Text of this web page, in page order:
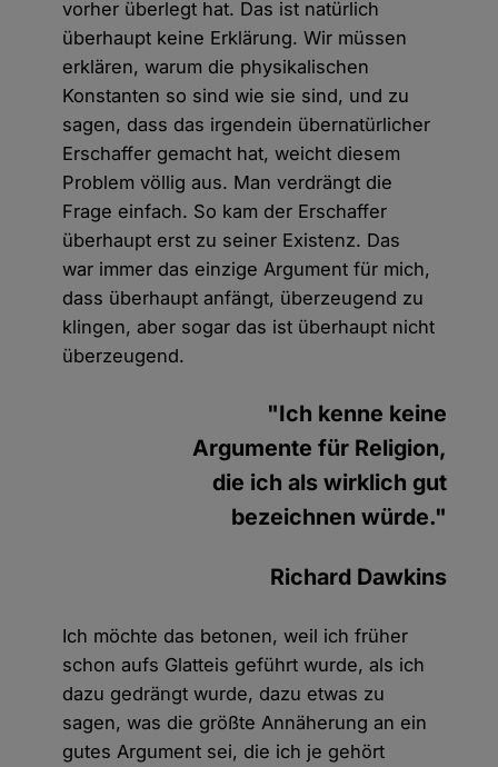
vorher überlegt hat. Das ist natürlich
überhaupt keine Erklärung. Wir müssen
erklären, warum die physikalischen
Konstanten so sind wie sie sind, und zu
sagen, dass das irgendein übernatürlicher
Erschaffer gemacht hat, weicht diesem
Problem völlig aus. Man verdrängt die
Frage einfach. So kam der Erschaffer
überhaupt erst zu seiner Existenz. Das
war immer das einzige Argument für mich,
dass überhaupt anfängt, überzeugend zu
klingen, aber sogar das ist überhaupt nicht
überzeugend.
"Ich kenne keine
Argumente für Religion,
die ich als wirklich gut
bezeichnen würde."
Richard Dawkins
Ich möchte das betonen, weil ich früher
schon aufs Glatteis geführt wurde, als ich
dazu gedrängt wurde, dazu etwas zu
sagen, was die größte Annäherung an ein
gutes Argument sei, die ich je gehört